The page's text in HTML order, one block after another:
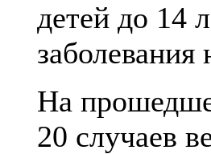
детей до 14
заболевания
На
20 случаев